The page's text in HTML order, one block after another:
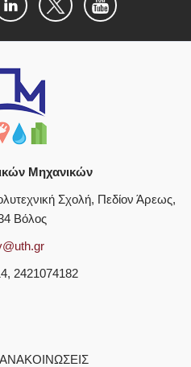
Μηχανικών
Σχολή, Πεδίον Άρεως,
Βόλος
2421074182
ΑΝΑΚΟΙΝΩΣΕΙΣ